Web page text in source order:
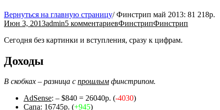
Вернуться на главную страницу/Финстрип май 2013: 81 218р.
Июн 3, 2013admin5 комментариевФинстрипФинстрип
Сегодня без картинки и вступления, сразу к цифрам.
Доходы
В скобках – разница с прошлым финстрипом.
AdSense: – $840 = 26040р. (-4030)
Сапа: 16745р. (+945)